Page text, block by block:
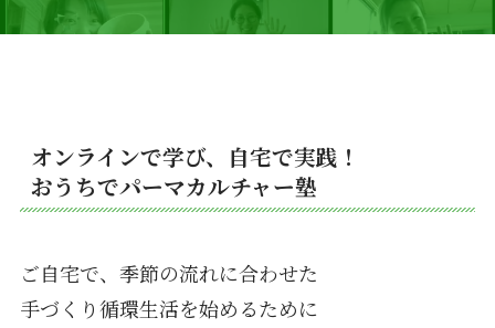
オンラインで学び、自宅で実践！
おうちでパーマカルチャー塾
ご自宅で、季節の流れに合わせた
手づくり循環生活を始めるために